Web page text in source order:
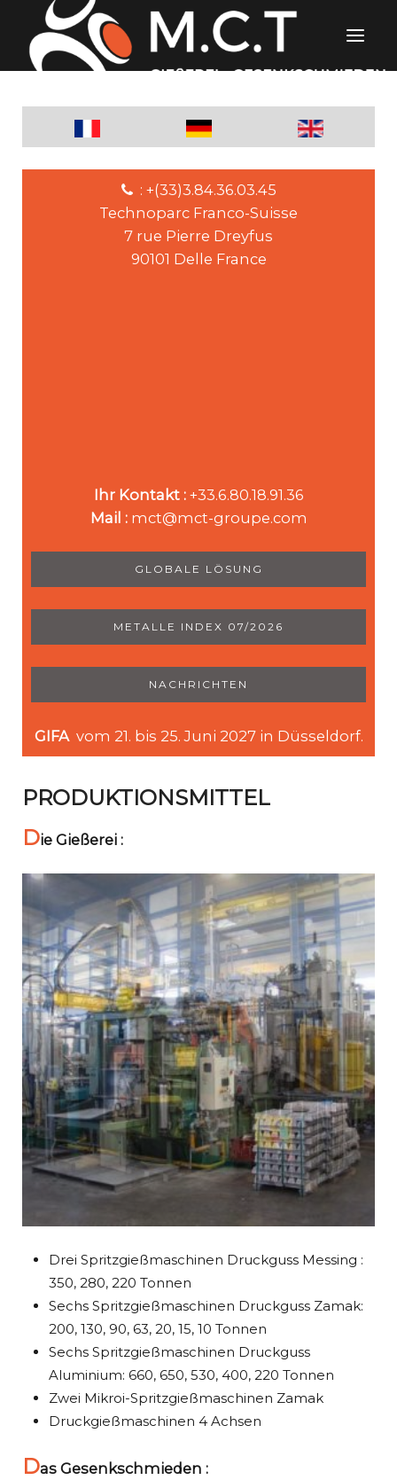
PRODUKTIONSMITTEL
Die Gießerei :
Drei Spritzgießmaschinen Druckguss Messing :
350, 280, 220 Tonnen
Sechs Spritzgießmaschinen Druckguss Zamak:
200, 130, 90, 63, 20, 15, 10 Tonnen
Sechs Spritzgießmaschinen Druckguss
Aluminium: 660, 650, 530, 400, 220 Tonnen
Zwei Mikroi-Spritzgießmaschinen Zamak
Druckgießmaschinen 4 Achsen
Das Gesenkschmieden :
: +(33)3.84.36.03.45
Technoparc Franco-Suisse
7 rue Pierre Dreyfus
90101 Delle France
Ihr Kontakt : +33.6.80.18.91.36
Mail : mct@mct-groupe.com
GLOBALE LÖSUNG
METALLE INDEX 07/2026
NACHRICHTEN
GIFA vom 21. bis 25. Juni 2027 in Düsseldorf.